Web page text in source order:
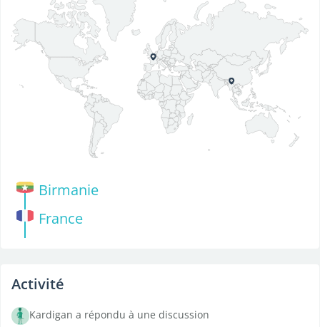
Birmanie
France
Activité
Kardigan a répondu à une discussion